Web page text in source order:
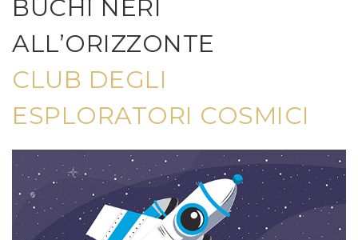
BUCHI NERI
ALL’ORIZZONTE
CLUB DEGLI
ESPLORATORI COSMICI